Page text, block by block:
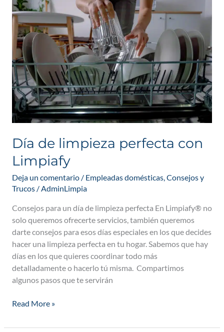
Día de limpieza perfecta con
Limpiafy
Deja un comentario / Empleadas domésticas,Consejos y
Trucos/AdminLimpia
Consejos para un día de limpieza perfecta En Limpiafy® no
solo queremos ofrecerte servicios, también queremos
darte consejos para esos días especiales en los que decides
hacer una limpieza perfecta en tu hogar. Sabemos que hay
días en los que quieres coordinar todo más
detalladamente o hacerlo tú misma. Compartimos
algunos pasos que te servirán
de
limpieza
perfecta
con
Limpiafy
Read More »